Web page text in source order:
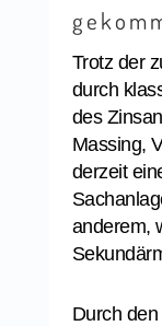
Trotz der
durch
des
Massing,
derzeit
anderem,
Durch